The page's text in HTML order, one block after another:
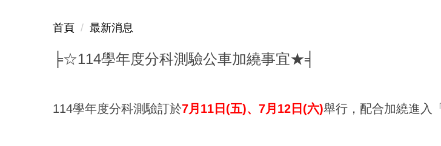
首頁 最新消息
╞☆114學年度分科測驗公車加繞事宜★╡
114學年度分科測驗訂於7月11日(五)、7月12日(六)舉行，配合加繞進入「